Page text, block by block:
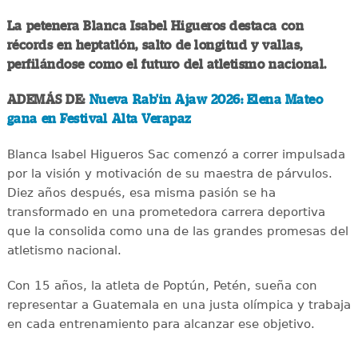
La petenera Blanca Isabel Higueros destaca con
récords en heptatlón, salto de longitud y vallas,
perfilándose como el futuro del atletismo nacional.
ADEMÁS DE: Nueva Rab'in Ajaw 2026: Elena Mateo
gana en Festival Alta Verapaz
Blanca Isabel Higueros Sac comenzó a correr impulsada
por la visión y motivación de su maestra de párvulos.
Diez años después, esa misma pasión se ha
transformado en una prometedora carrera deportiva
que la consolida como una de las grandes promesas del
atletismo nacional.
Con 15 años, la atleta de Poptún, Petén, sueña con
representar a Guatemala en una justa olímpica y trabaja
en cada entrenamiento para alcanzar ese objetivo.